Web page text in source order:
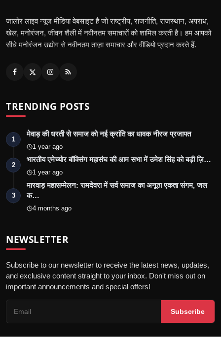
जालोर लाइव न्यूज मीडिया वेबसाइट है जो राष्ट्रीय, राजनीति, राजस्थान, अपराध,
खेल, मनोरंजन, जीवन शैली में नवीनतम समाचारों को शामिल करती है। हम आपको
सीधे मनोरंजन उद्योग से नवीनतम ताज़ा समाचार और वीडियो प्रदान करते हैं.
TRENDING POSTS
1
मेवाड़ की धरती से समाज को नई क्रांति का धावक नीरज प्रजापत
1 year ago
2
भारतीय एमेच्योर बॉक्सिंग महासंघ की आम सभा में उमेश सिंह को बड़ी ज़ि…
1 year ago
3
मारवाड़ महासम्मेलन: रामदेवरा में सर्व समाज का अनूठा एकता संगम, जल
क…
4 months ago
NEWSLETTER
Subscribe to our newsletter to receive the latest news, updates,
and exclusive content straight to your inbox. Don't miss out on
important announcements and special offers!
Subscribe